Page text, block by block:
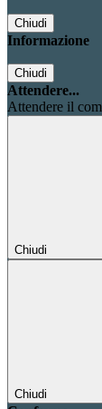
Chiudi
Informazione
Chiudi
Attendere...
Attendere il
Chiudi
Chiudi